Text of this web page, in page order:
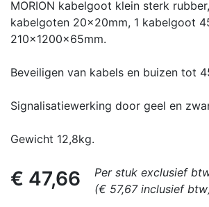
MORION kabelgoot klein sterk
kabelgoten 20x20mm, 1 kabelgoot
210x1200x65mm.
Beveiligen van kabels en buizen tot
Signalisatiewerking door geel en
Gewicht 12,8kg.
€ 47,66
Per stuk exclusief
(€ 57,67 inclusief